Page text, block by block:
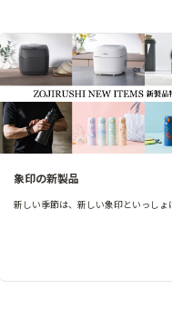
象印の新製品
新しい季節は、新しい象印といっしょ